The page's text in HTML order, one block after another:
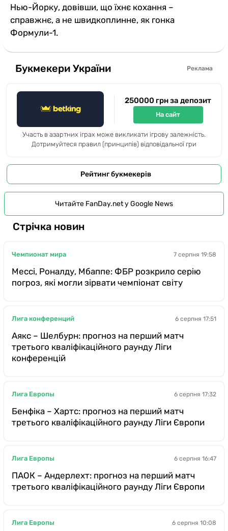
Нью-Йорку, довівши, що їхнє кохання –
справжнє, а не швидкоплинне, як гонка
Формули-1.
Букмекери України Реклама
250000 грн за депозит
На сайт
Участь в азартних іграх може викликати ігрову залежність.
Дотримуйтеся правил (принципів) відповідальної гри
Рейтинг букмекерів
Читайте FanDay.net у Google News
Стрічка новин
Чемпионат мира 7 серпня 19:58
Мессі, Роналду, Мбаппе: ФБР розкрило серію
погроз, які могли зірвати чемпіонат світу
Лига конференций 6 серпня 17:51
Аякс – Шелбурн: прогноз на перший матч
третього кваліфікаційного раунду Ліги
конференцій
Лига Европы 6 серпня 17:32
Бенфіка – Хартс: прогноз на перший матч
третього кваліфікаційного раунду Ліги Європи
Лига Европы 6 серпня 16:47
ПАОК – Андерлехт: прогноз на перший матч
третього кваліфікаційного раунду Ліги Європи
Лига Европы 6 серпня 10:08